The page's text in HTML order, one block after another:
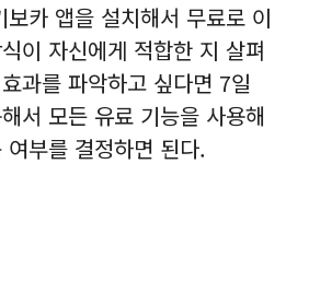
카 앱을 설치해서 무료로 이
이 자신에게 적합한 지 살펴
과를 파악하고 싶다면 7일
서 모든 유료 기능을 사용해
부를 결정하면 된다.